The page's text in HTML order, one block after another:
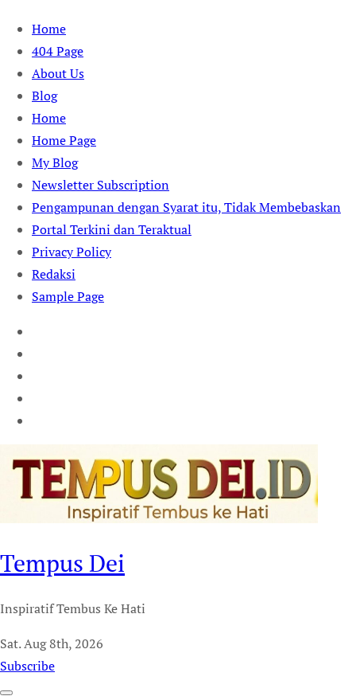
Skip
content
Home
404 Page
About Us
Blog
Home
Home Page
My Blog
Newsletter Subscription
Pengampunan dengan Syarat itu, Tidak Membebaskan
Portal Terkini dan Teraktual
Privacy Policy
Redaksi
Sample Page
Tempus Dei
Inspiratif Tembus Ke Hati
Sat. Aug 8th, 2026
Subscribe